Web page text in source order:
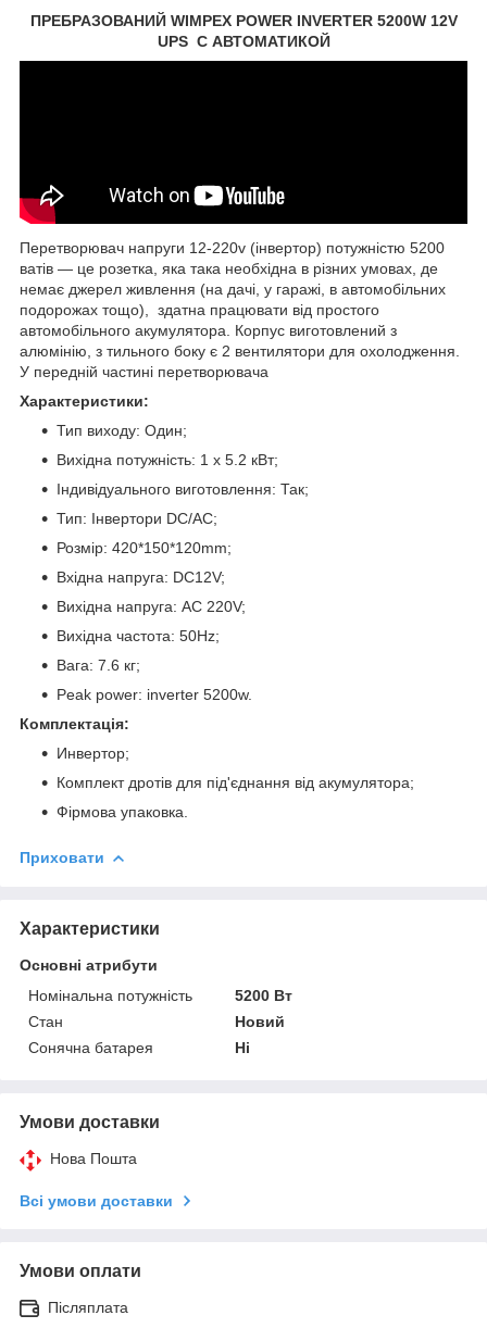
ПРЕБРАЗОВАНИЙ WIMPEX POWER INVERTER 5200W 12V
UPS C АВТОМАТИКОЙ
Перетворювач напруги 12-220v (інвертор) потужністю 5200
ватів — це розетка, яка така необхідна в різних умовах, де
немає джерел живлення (на дачі, у гаражі, в автомобільних
подорожах тощо), здатна працювати від простого
автомобільного акумулятора. Корпус виготовлений з
алюмінію, з тильного боку є 2 вентилятори для охолодження.
У передній частині перетворювача
Характеристики:
Тип виходу: Один;
Вихідна потужність: 1 х 5.2 кВт;
Індивідуального виготовлення: Так;
Тип: Інвертори DC/AC;
Розмір: 420*150*120mm;
Вхідна напруга: DC12V;
Вихідна напруга: AC 220V;
Вихідна частота: 50Hz;
Вага: 7.6 кг;
Peak power: inverter 5200w.
Комплектація:
Инвертор;
Комплект дротів для під'єднання від акумулятора;
Фірмова упаковка.
Приховати
Характеристики
Основні атрибути
Номінальна потужність
5200 Вт
Стан
Новий
Сонячна батарея
Ні
Умови доставки
Нова Пошта
Всі умови доставки
Умови оплати
Післяплата